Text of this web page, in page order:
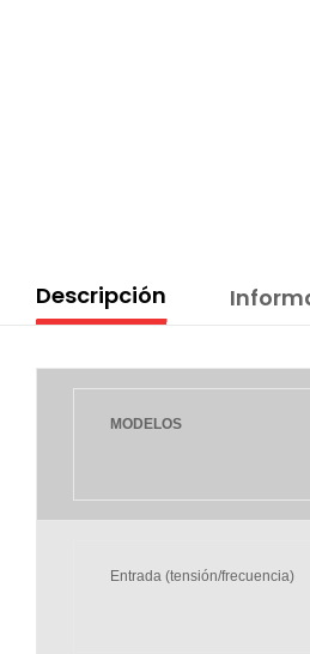
Descripción
MODELOS
Entrada (tensión/frecuencia)